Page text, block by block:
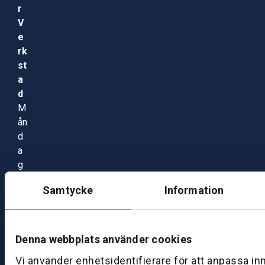
Samtycke Information
Denna webbplats använder cookies
Vi använder enhetsidentifierare för att anpassa
r
V
e
rk
st
a
d
M
ån
d
a
g
e
a